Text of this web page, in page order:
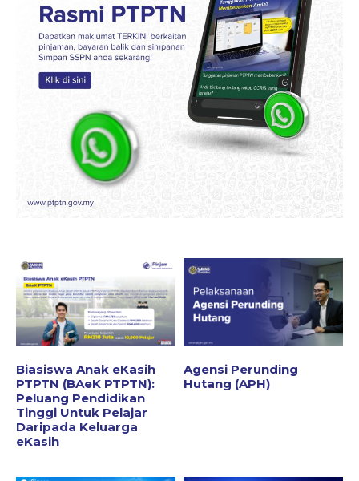
Biasiswa Anak eKasih
PTPTN (BAeK PTPTN):
Peluang Pendidikan
Tinggi Untuk Pelajar
Daripada Keluarga
eKasih
Agensi Perunding
Hutang (APH)